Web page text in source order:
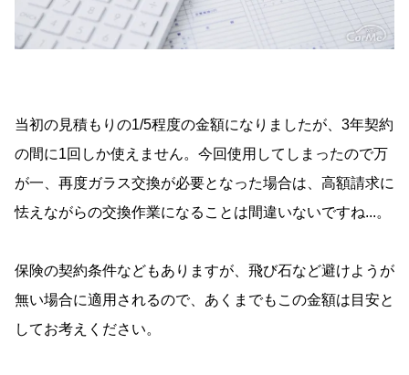
当初の見積もりの1/5程度の金額になりましたが、3年契約
の間に1回しか使えません。今回使用してしまったので万
が一、再度ガラス交換が必要となった場合は、高額請求に
怯えながらの交換作業になることは間違いないですね...。
保険の契約条件などもありますが、飛び石など避けようが
無い場合に適用されるので、あくまでもこの金額は目安と
してお考えください。